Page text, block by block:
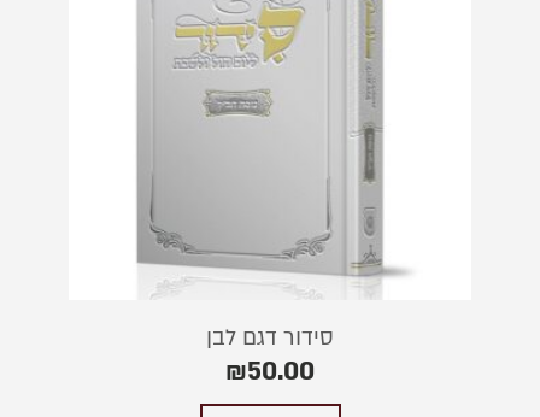
סידור דגם לבן
₪50.00